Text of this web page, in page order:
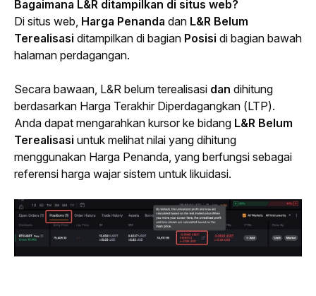
Bagaimana L&R ditampilkan di situs web?
Di situs web, Harga Penanda dan L&R Belum
Terealisasi ditampilkan di bagian Posisi di bagian bawah
halaman perdagangan.
Secara bawaan, L&R belum terealisasi dan dihitung
berdasarkan Harga Terakhir Diperdagangkan (LTP).
Anda dapat mengarahkan kursor ke bidang L&R Belum
Terealisasi untuk melihat nilai yang dihitung
menggunakan Harga Penanda, yang berfungsi sebagai
referensi harga wajar sistem untuk likuidasi.